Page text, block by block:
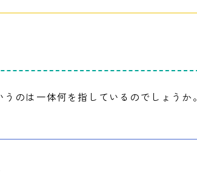
のは一体何を指しているのでしょうか。